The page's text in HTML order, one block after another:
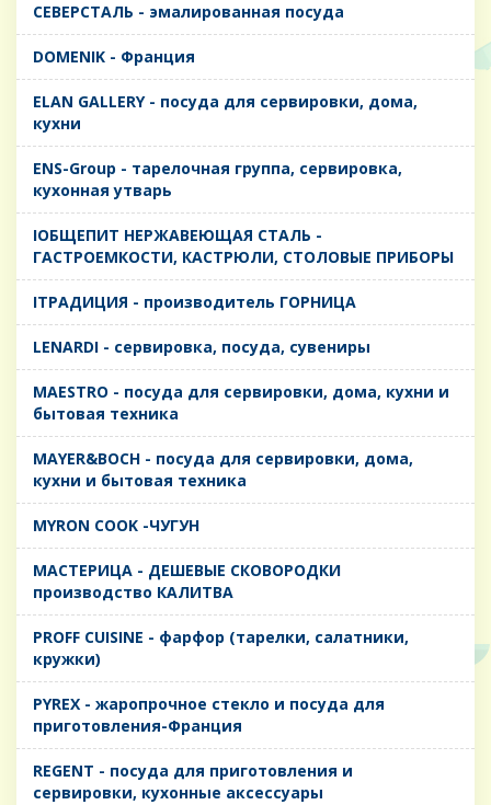
CЕВЕРСТАЛЬ - эмалированная посуда
DOMENIK - Франция
ELAN GALLERY - посуда для сервировки, дома,
кухни
ENS-Group - тарелочная группа, сервировка,
кухонная утварь
IОБЩЕПИТ НЕРЖАВЕЮЩАЯ СТАЛЬ -
ГАСТРОЕМКОСТИ, КАСТРЮЛИ, СТОЛОВЫЕ ПРИБОРЫ
IТРАДИЦИЯ - производитель ГОРНИЦА
LENARDI - сервировка, посуда, сувениры
MAESTRO - посуда для сервировки, дома, кухни и
бытовая техника
MAYER&BOCH - посуда для сервировки, дома,
кухни и бытовая техника
MYRON COOK -ЧУГУН
MАСТЕРИЦА - ДЕШЕВЫЕ СКОВОРОДКИ
производство КАЛИТВА
PROFF CUISINE - фарфор (тарелки, салатники,
кружки)
PYREX - жаропрочное стекло и посуда для
приготовления-Франция
REGENT - посуда для приготовления и
сервировки, кухонные аксессуары